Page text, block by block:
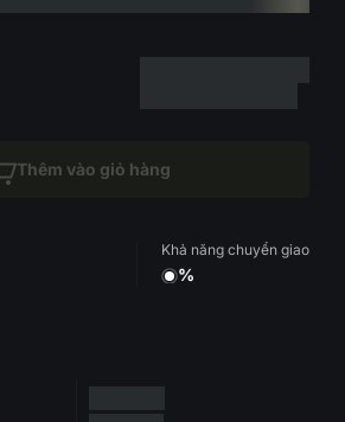
Thêm vào giỏ hàng
Khả năng chuyển giao
%